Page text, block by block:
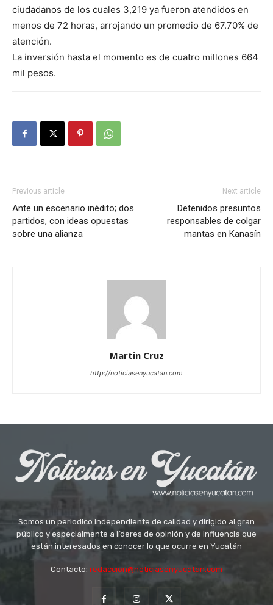
ciudadanos de los cuales 3,219 ya fueron atendidos en
menos de 72 horas, arrojando un promedio de 67.70% de
atención.
La inversión hasta el momento es de cuatro millones 664
mil pesos.
Previous article
Ante un escenario inédito; dos
partidos, con ideas opuestas
sobre una alianza
Next article
Detenidos presuntos
responsables de colgar
mantas en Kanasín
Martin Cruz
http://noticiasenyucatan.com
Somos un periodico independiente de calidad y dirigido al gran
público y especialmente a líderes de opinión y de influencia que
están interesados en conocer lo que ocurre en Yucatán
Contacto: redaccion@noticiasenyucatan.com